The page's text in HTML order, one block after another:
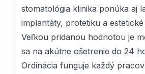
stomatológia klinika ponúka aj
implantáty, protetiku a
Veľkou pridanou hodnotou je
sa na akútne ošetrenie do 24
Ordinácia funguje každý